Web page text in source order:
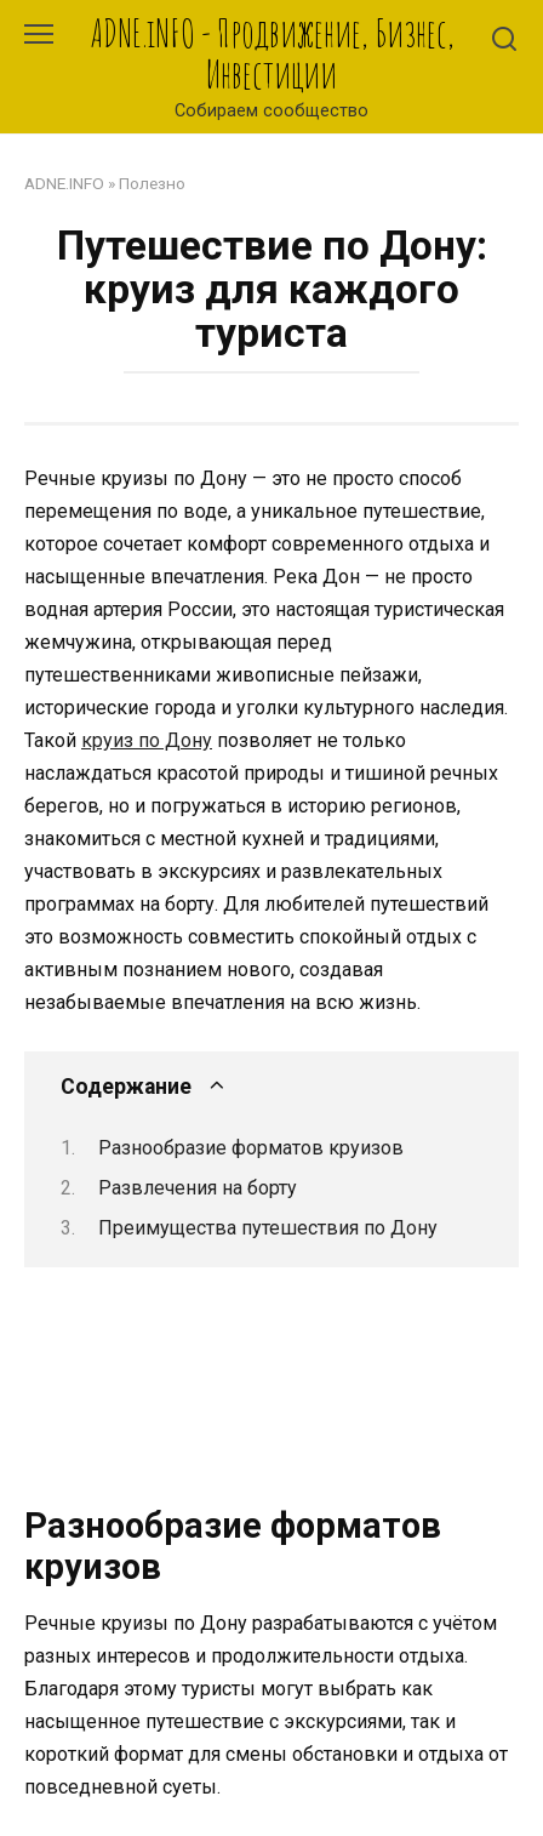
ADNE.iNFO - Продвижение, Бизнес,
Инвестиции
Собираем сообщество
ADNE.INFO » Полезно
Путешествие по Дону:
круиз для каждого
туриста
Речные круизы по Дону — это не просто способ
перемещения по воде, а уникальное путешествие,
которое сочетает комфорт современного отдыха и
насыщенные впечатления. Река Дон — не просто
водная артерия России, это настоящая туристическая
жемчужина, открывающая перед
путешественниками живописные пейзажи,
исторические города и уголки культурного наследия.
Такой круиз по Дону позволяет не только
наслаждаться красотой природы и тишиной речных
берегов, но и погружаться в историю регионов,
знакомиться с местной кухней и традициями,
участвовать в экскурсиях и развлекательных
программах на борту. Для любителей путешествий
это возможность совместить спокойный отдых с
активным познанием нового, создавая
незабываемые впечатления на всю жизнь.
Содержание
Разнообразие форматов круизов
Развлечения на борту
Преимущества путешествия по Дону
Разнообразие форматов
круизов
Речные круизы по Дону разрабатываются с учётом
разных интересов и продолжительности отдыха.
Благодаря этому туристы могут выбрать как
насыщенное путешествие с экскурсиями, так и
короткий формат для смены обстановки и отдыха от
повседневной суеты.